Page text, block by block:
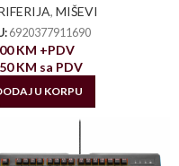
, MIŠEVI
6920377911690
KM +PDV
KM sa PDV
U KORPU